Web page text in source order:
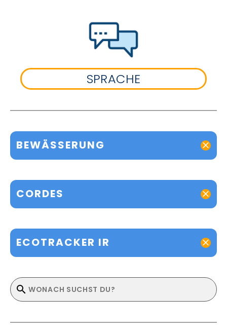
SPRACHE
BEWÄSSERUNG
CORDES
ECOTRACKER IR